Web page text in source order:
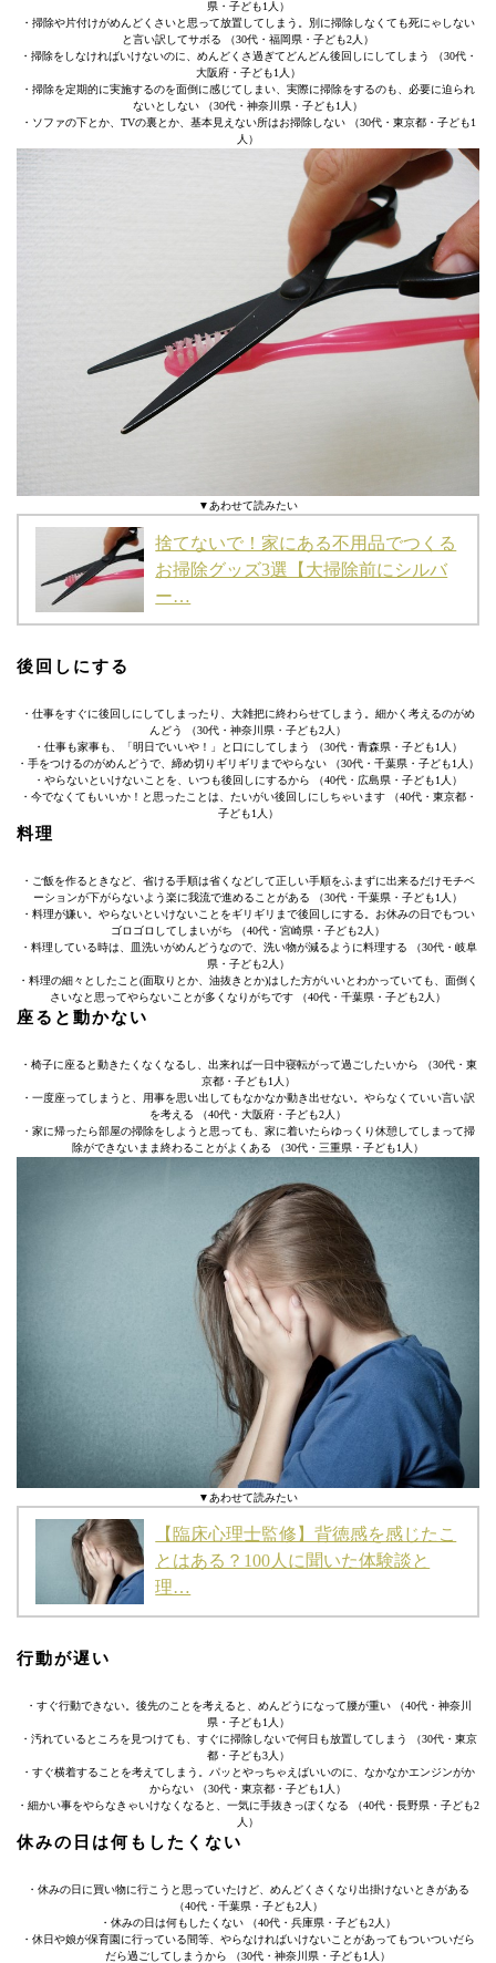
県・子ども1人）
・掃除や片付けがめんどくさいと思って放置してしまう。別に掃除しなくても死にゃしない
と言い訳してサボる （30代・福岡県・子ども2人）
・掃除をしなければいけないのに、めんどくさ過ぎてどんどん後回しにしてしまう （30代・
大阪府・子ども1人）
・掃除を定期的に実施するのを面倒に感じてしまい、実際に掃除をするのも、必要に迫られ
ないとしない （30代・神奈川県・子ども1人）
・ソファの下とか、TVの裏とか、基本見えない所はお掃除しない （30代・東京都・子ども1
人）
▼あわせて読みたい
捨てないで！家にある不用品でつくる
お掃除グッズ3選【大掃除前にシルバ
ー…
後回しにする
・仕事をすぐに後回しにしてしまったり、大雑把に終わらせてしまう。細かく考えるのがめ
んどう （30代・神奈川県・子ども2人）
・仕事も家事も、「明日でいいや！」と口にしてしまう （30代・青森県・子ども1人）
・手をつけるのがめんどうで、締め切りギリギリまでやらない （30代・千葉県・子ども1人）
・やらないといけないことを、いつも後回しにするから （40代・広島県・子ども1人）
・今でなくてもいいか！と思ったことは、たいがい後回しにしちゃいます （40代・東京都・
子ども1人）
料理
・ご飯を作るときなど、省ける手順は省くなどして正しい手順をふまずに出来るだけモチベ
ーションが下がらないよう楽に我流で進めることがある （30代・千葉県・子ども1人）
・料理が嫌い。やらないといけないことをギリギリまで後回しにする。お休みの日でもつい
ゴロゴロしてしまいがち （40代・宮崎県・子ども2人）
・料理している時は、皿洗いがめんどうなので、洗い物が減るように料理する （30代・岐阜
県・子ども2人）
・料理の細々としたこと(面取りとか、油抜きとか)はした方がいいとわかっていても、面倒く
さいなと思ってやらないことが多くなりがちです （40代・千葉県・子ども2人）
座ると動かない
・椅子に座ると動きたくなくなるし、出来れば一日中寝転がって過ごしたいから （30代・東
京都・子ども1人）
・一度座ってしまうと、用事を思い出してもなかなか動き出せない。やらなくていい言い訳
を考える （40代・大阪府・子ども2人）
・家に帰ったら部屋の掃除をしようと思っても、家に着いたらゆっくり休憩してしまって掃
除ができないまま終わることがよくある （30代・三重県・子ども1人）
▼あわせて読みたい
【臨床心理士監修】背徳感を感じたこ
とはある？100人に聞いた体験談と
理…
行動が遅い
・すぐ行動できない。後先のことを考えると、めんどうになって腰が重い （40代・神奈川
県・子ども1人）
・汚れているところを見つけても、すぐに掃除しないで何日も放置してしまう （30代・東京
都・子ども3人）
・すぐ横着することを考えてしまう。パッとやっちゃえばいいのに、なかなかエンジンがか
からない （30代・東京都・子ども1人）
・細かい事をやらなきゃいけなくなると、一気に手抜きっぽくなる （40代・長野県・子ども2
人）
休みの日は何もしたくない
・休みの日に買い物に行こうと思っていたけど、めんどくさくなり出掛けないときがある
（40代・千葉県・子ども2人）
・休みの日は何もしたくない （40代・兵庫県・子ども2人）
・休日や娘が保育園に行っている間等、やらなければいけないことがあってもついついだら
だら過ごしてしまうから （30代・神奈川県・子ども1人）